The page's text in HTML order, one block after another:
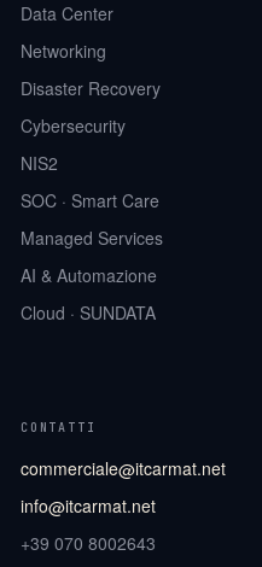
Data Center
Networking
Disaster Recovery
Cybersecurity
NIS2
SOC · Smart Care
Managed Services
AI & Automazione
Cloud · SUNDATA
CONTATTI
commerciale@itcarmat.net
info@itcarmat.net
+39 070 8002643